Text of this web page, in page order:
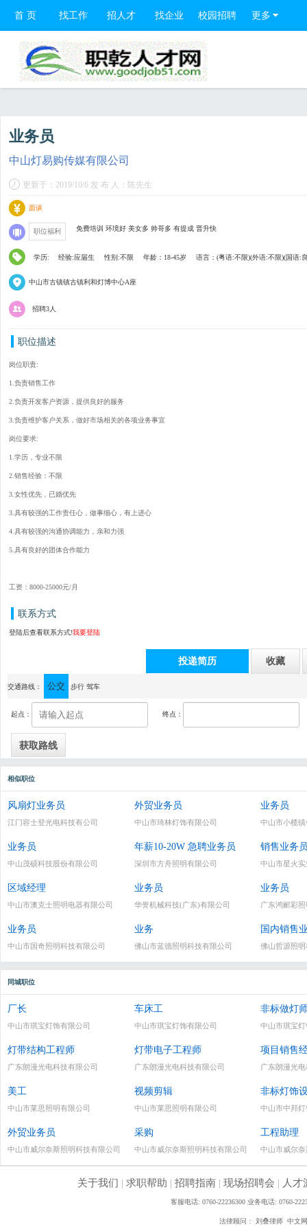
首 页 找工作 招人才 找企业 校园招聘 更多
业务员
中山灯易购传媒有限公司
更新于：2019/10/6 发 布 人：陈先生
面谈
职位福利 免费培训 环境好 美女多 帅哥多 有提成 晋升快
学历: 经验:应届生 性别:不限 年龄：18-45岁 语言：(粤语:不限)(外语:不限)(国语:
中山市古镇镇古镇利和灯博中心A座
招聘3人
职位描述
岗位职责:
1.负责销售工作
2.负责开发客户资源，提供良好的服务
3.负责维护客户关系，做好市场相关的各项业务事宜
岗位要求:
1.学历，专业不限
2.销售经验：不限
3.女性优先，已婚优先
3.具有较强的工作责任心，做事细心，有上进心
4.具有较强的沟通协调能力，亲和力强
5.具有良好的团体合作能力
工资：8000-25000元/月
联系方式
登陆后查看联系方式!我要登陆
投递简历 收藏
通讯地址：中山市古镇镇古镇利和灯博中心A座
交通路线： 公交 步行 驾车
起点： 终点：
相似职位
风扇灯业务员
江门容士登光电科技有公司
外贸业务员
中山市琦林灯饰有限公司
业务员
中山市小榄
业务员
中山茂硕科技股份有限公司
年薪10-20W 急聘业务员
深圳市方舟照明有限公司
销售业务
中山市星火
区域经理
中山市澳克士照明电器有限公司
业务员
华誉机械科技(广东)有限公司
业务员
广东鸿郦彩
业务员
中山市国奇照明科技有限公司
业务
佛山市蓝德照明科技有限公司
国内销售
佛山哲源照
同城职位
厂长
中山市琪宝灯饰有限公司
车床工
中山市琪宝灯饰有限公司
非标做灯
中山市琪宝
灯带结构工程师
广东朗漫光电科技有限公司
灯带电子工程师
广东朗漫光电科技有限公司
项目销售
广东朗漫光
美工
中山市莱思照明有限公司
视频剪辑
中山市莱思照明有限公司
非标灯饰
中山市中邦
外贸业务员
中山市威尔奈斯照明科技有限公司
采购
中山市威尔奈斯照明科技有限公司
工程助理
中山市威尔
关于我们 | 求职帮助 | 招聘指南| 现场招聘会 | 人才
客服电话: 0760-22236300 业务电话: 0760-
法律顾问： 刘叠律师 中文